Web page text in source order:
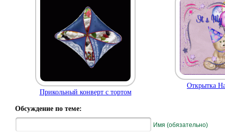
Прикольный конверт с тортом
Открытка
Обсуждение по теме:
Имя (обязательно)